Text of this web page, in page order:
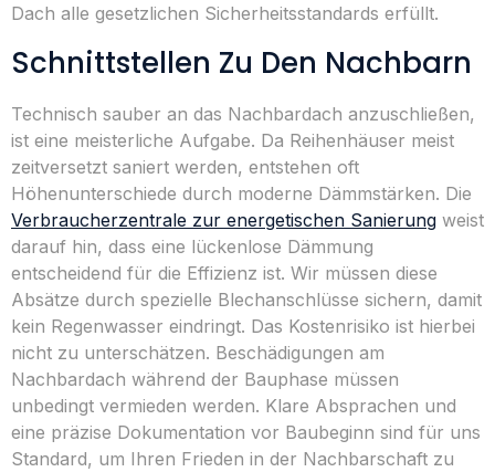
Dach alle gesetzlichen Sicherheitsstandards erfüllt.
Schnittstellen Zu Den Nachbarn
Technisch sauber an das Nachbardach anzuschließen,
ist eine meisterliche Aufgabe. Da Reihenhäuser meist
zeitversetzt saniert werden, entstehen oft
Höhenunterschiede durch moderne Dämmstärken. Die
Verbraucherzentrale zur energetischen Sanierung weist
darauf hin, dass eine lückenlose Dämmung
entscheidend für die Effizienz ist. Wir müssen diese
Absätze durch spezielle Blechanschlüsse sichern, damit
kein Regenwasser eindringt. Das Kostenrisiko ist hierbei
nicht zu unterschätzen. Beschädigungen am
Nachbardach während der Bauphase müssen
unbedingt vermieden werden. Klare Absprachen und
eine präzise Dokumentation vor Baubeginn sind für uns
Standard, um Ihren Frieden in der Nachbarschaft zu